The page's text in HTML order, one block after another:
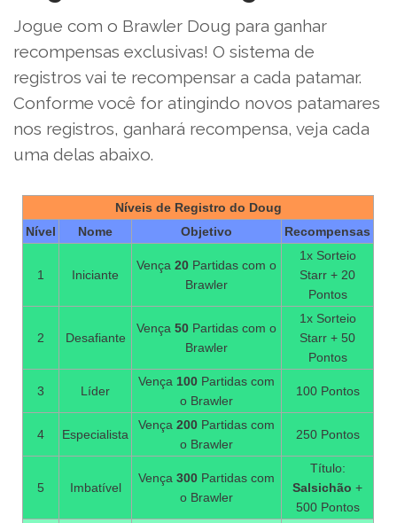
Jogue com o Brawler Doug para ganhar
recompensas exclusivas! O sistema de
registros vai te recompensar a cada patamar.
Conforme você for atingindo novos patamares
nos registros, ganhará recompensa, veja cada
uma delas abaixo.
Níveis de Registro do Doug
Nível
Nome Objetivo Recompensas
1 Iniciante
Vença 20 Partidas com o
Brawler
1x Sorteio
Starr + 20
Pontos
2 Desafiante
Vença 50 Partidas com o
Brawler
1x Sorteio
Starr + 50
Pontos
3 Líder
Vença 100 Partidas com
o Brawler
100 Pontos
4 Especialista
Vença 200 Partidas com
o Brawler
250 Pontos
5 Imbatível
Vença 300 Partidas com
o Brawler
Título:
Salsichão +
500 Pontos